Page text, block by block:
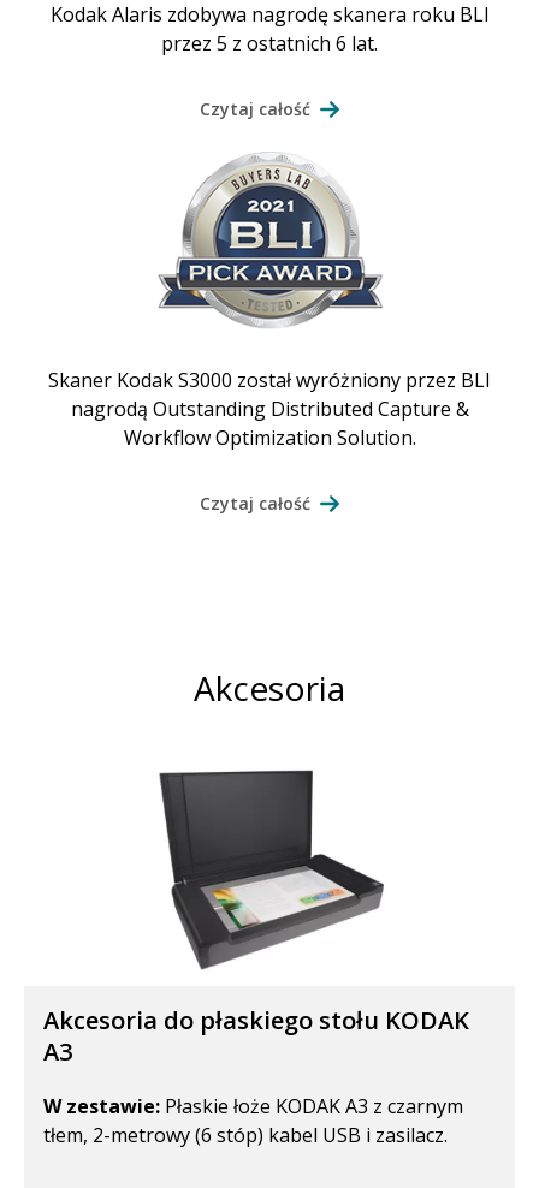
Kodak Alaris zdobywa nagrodę skanera roku BLI
przez 5 z ostatnich 6 lat.
Czytaj całość
Skaner Kodak S3000 został wyróżniony przez BLI
nagrodą Outstanding Distributed Capture &
Workflow Optimization Solution.
Czytaj całość
Akcesoria
Akcesoria do płaskiego stołu KODAK
A3
W zestawie: Płaskie łoże KODAK A3 z czarnym
tłem, 2-metrowy (6 stóp) kabel USB i zasilacz.